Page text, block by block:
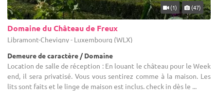
(1) (47)
Domaine du Château de Freux
Libramont-Chevigny - Luxembourg (WLX)
Demeure de caractère / Domaine
Location de salle de réception : En louant le château pour le Week
end, il sera privatisé. Vous vous sentirez comme à la maison. Les
lits sont faits et le linge de maison est inclus. check in dès le ...